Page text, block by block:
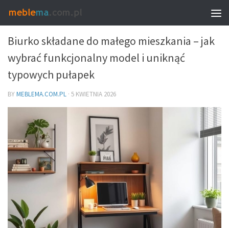
MEBLE – PROPORCJE, UKŁAD I WYBÓR
Biurko składane do małego mieszkania – jak
wybrać funkcjonalny model i uniknąć
typowych pułapek
BYMEBLEMA.COM.PL · 5 KWIETNIA 2026